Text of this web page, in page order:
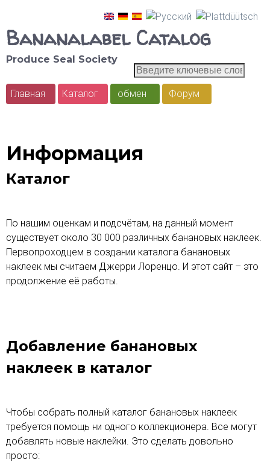
to
main
Bananalabel Catalog
Produce Seal Society
о
к
В
в
е
е
е
в
ы
е
а
л
о
и
с
M
i
n
e
n
u
Главная Каталог обмен Форум
Информация
Каталог
По нашим оценкам и подсчётам, на данный момент
существует около 30 000 различных банановых наклеек.
Первопроходцем в создании каталога банановых
наклеек мы считаем Джерри Лоренцо. И этот сайт – это
продолжение её работы.
Добавление банановых
наклеек в каталог
Чтобы собрать полный каталог банановых наклеек
требуется помощь ни одного коллекционера. Все могут
добавлять новые наклейки. Это сделать довольно
просто: